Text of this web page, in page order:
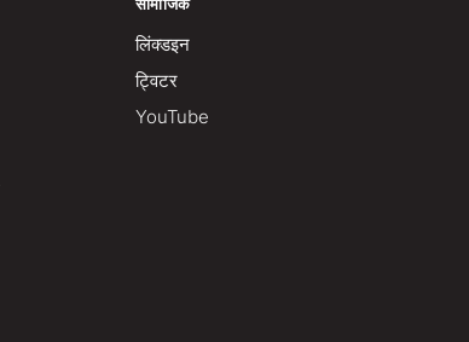
लिंक्डइन
ट्विटर
YouTube